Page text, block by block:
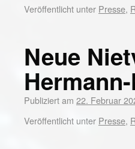
Veröffentlicht unter Presse,
Neue
Publiziert am 22. Februar
Veröffentlicht unter Presse,